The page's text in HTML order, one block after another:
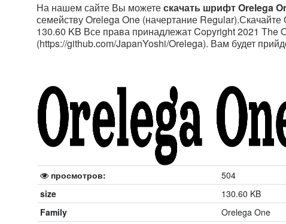
На нашем сайте Вы можетескачать шрифт Orelega
семейству Orelega One (начертание
130.60 KB Все права принадлежат Copyright 2021 The
(https://github.com/JapanYoshi/Orelega). Вам будет
просмотров:
504
size
130.60 KB
Family
Orelega One